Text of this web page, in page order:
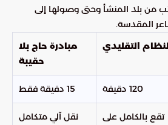
من بلد المنشأ وحتى وصولها إلى
المقدسة.
التقليدي
مبادرة حاج بلا
حقيبة
120 دقيقة 15 دقيقة فقط
تقع بالكامل على
نقل آلي متكامل